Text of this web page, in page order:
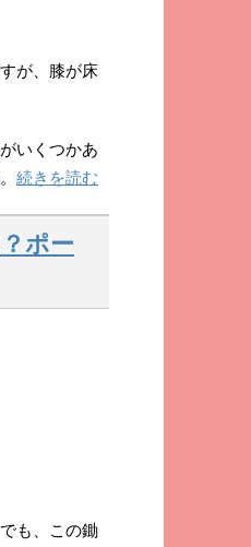
が、膝が床
いくつかあ
続きを読む
ポー
も、この鋤